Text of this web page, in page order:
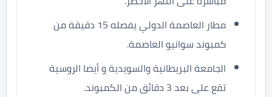
مطار العاصمة الدولي يفصله 15 دقيقة من
كمبوند سوانيو العاصمة.
الجامعة البريطانية والسويدية و أيضا الروسية
تقع على بعد 3 دقائق من الكمبوند.